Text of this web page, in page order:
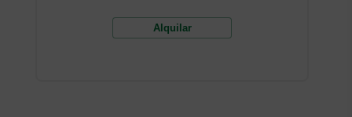
Alquilar